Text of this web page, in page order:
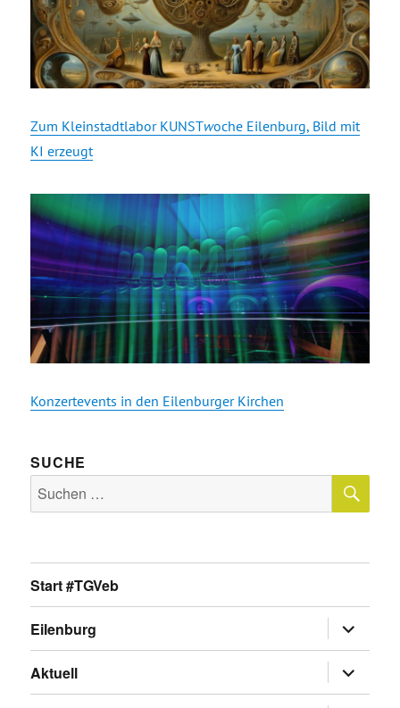
Zum Kleinstadtlabor KUNSTwoche Eilenburg, Bild mit
KI erzeugt
Konzertevents in den Eilenburger Kirchen
SUCHE
Suche
nach:
Start #TGVeb
Eilenburg
anzeigen
Aktuell
anzeigen